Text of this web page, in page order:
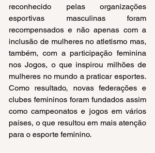
reconhecido pelas organizações
esportivas masculinas foram
recompensados e não apenas com a
inclusão de mulheres no atletismo mas,
também, com a participação feminina
nos Jogos, o que inspirou milhões de
mulheres no mundo a praticar esportes.
Como resultado, novas federações e
clubes femininos foram fundados assim
como campeonatos e jogos em vários
países, o que resultou em mais atenção
para o esporte feminino.